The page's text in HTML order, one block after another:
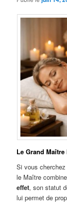
Le Grand
Si vous
le Maître
effet, son statut
lui permet de